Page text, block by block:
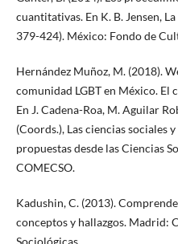
cuantitativas. En K. B. Jensen,
379-424). México: Fondo de
Hernández Muñoz, M. (2018).
comunidad LGBT en México. El
En J. Cadena-Roa, M. Aguilar
(Coords.), Las ciencias sociales
propuestas desde las Ciencias
COMECSO.
Kadushin, C. (2013).
conceptos y hallazgos. Madrid: